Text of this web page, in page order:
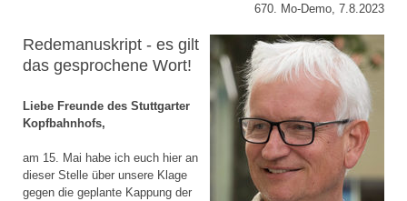
670. Mo-Demo, 7.8.2023
Redemanuskript - es gilt
das gesprochene Wort!
Liebe Freunde des Stuttgarter
Kopfbahnhofs,
am 15. Mai habe ich euch hier an
dieser Stelle über unsere Klage
gegen die geplante Kappung der